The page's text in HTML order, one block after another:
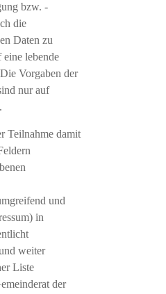
bzw. -
die
Daten zu
lebende
Vorgaben der
nur auf
Teilnahme damit
und
in
weiter
Liste
der